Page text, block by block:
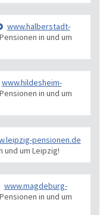
www.halberstadt-
in und um
www.hildesheim-
in und um
pensionen.de
und um Leipzig!
www.magdeburg-
in und um